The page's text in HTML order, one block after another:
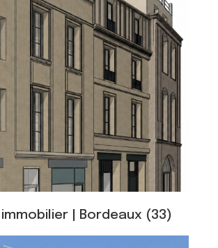
immobilier | Bordeaux (33)